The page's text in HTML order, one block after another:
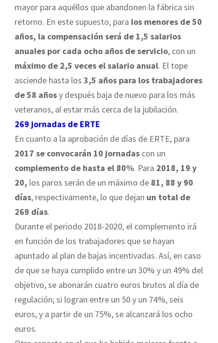
mayor para aquéllos que abandonen la fábrica sin
retorno. En este supuesto, para los menores de 50
años, la compensación será de 1,5 salarios
anuales por cada ocho años de servicio, con un
máximo de 2,5 veces el salario anual. El tope
asciende hasta los 3,5 años para los trabajadores
de 58 añosy después baja de nuevo para los más
veteranos, al estar más cerca de la jubilación.
269 jornadas de ERTE
En cuanto a la aprobación de días de ERTE, para
2017 se convocarán 10 jornadas con un
complemento de hasta el 80%. Para 2018, 19 y
20, los paros serán de un máximo de 81, 88 y 90
días, respectivamente, lo que dejan un total de
269 días.
Durante el periodo 2018-2020, el complemento irá
en función de los trabajadores que se hayan
apuntado al plan de bajas incentivadas. Así, en caso
de que se haya cumplido entre un 30% y un 49% del
objetivo, se abonarán cuatro euros brutos al día de
regulación; si logran entre un 50 y un 74%, seis
euros, y a partir de un 75%, se alcanzará los ocho
euros.